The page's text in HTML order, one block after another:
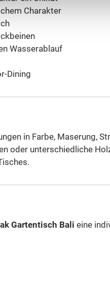
Charakter
Wasserablauf
Dining
in Farbe, Maserung,
oder unterschiedliche
Gartentisch Bali eine